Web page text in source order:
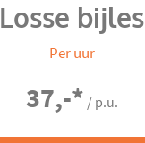
Losse bijles
Per uur
37,-* / p.u.